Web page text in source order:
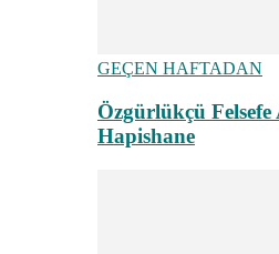
GEÇEN HAFTADAN
Özgürlükçü Felsefe
Hapishane